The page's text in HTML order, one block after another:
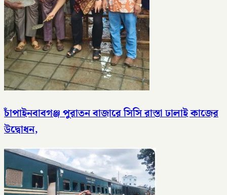
চাঁপাইনবাবগঞ্জ পুরাতন বাজারে সিসি রাস্তা ঢালাই কাজের
উদ্বোধন,